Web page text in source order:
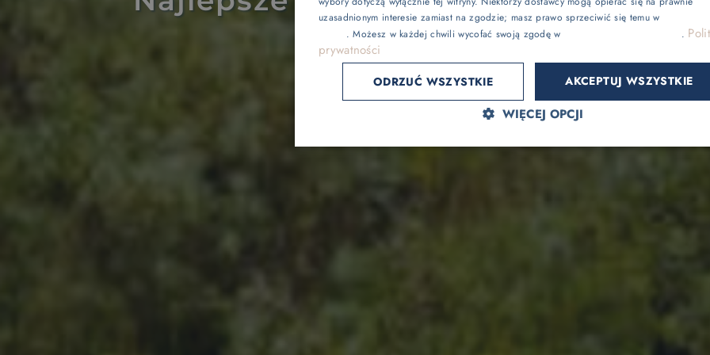
Gastronomia
Basen i atrakcje
Galeria
Kontakt
Gaja Natural SPA
Odchudzanie
uzasadnionym interesie zamiast na zgodzie; masz prawo sprzeciwić się temu w
. Możesz w każdej chwili wycofać swoją zgodę w .
prywatności
AKCEPTUJ WSZYSTKIE
ODRZUĆ WSZYSTKIE
WIĘCEJ OPCJI